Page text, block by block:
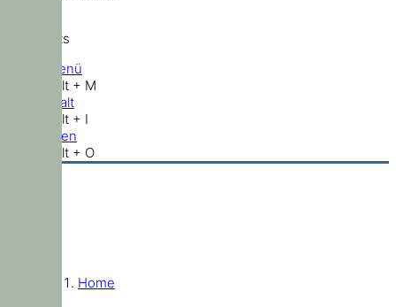
Shortcuts
Hauptmenü
Shift + Alt + M
Zum Inhalt
Shift + Alt + I
Nach oben
Shift + Alt + O
Home